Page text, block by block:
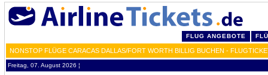
FLUG ANGEBOTE
NONSTOP FLÜGE CARACAS DALLAS/FORT WORTH BILLIG BUCHEN -
Freitag, 07. August 2026 ¦